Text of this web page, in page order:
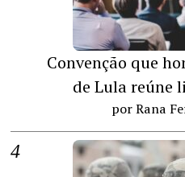
Convenção que
de Lula reúne
por Rana